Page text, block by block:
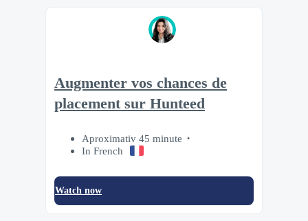
Augmenter vos chances de
placement sur Hunteed
Aproximativ 45 minute
In French
Watch now